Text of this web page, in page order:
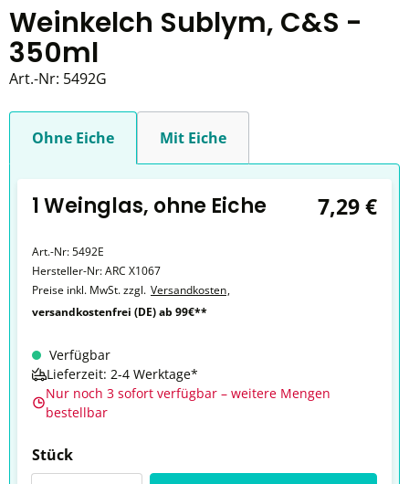
Weinkelch Sublym, C&S -
350ml
Art.-Nr: 5492G
Ohne Eiche Mit Eiche
1 Weinglas, ohne Eiche 7,29 €
Art.-Nr:5492E
Hersteller-Nr:ARC X1067
Preise inkl. MwSt. zzgl. Versandkosten,
versandkostenfrei (DE) ab 99€**
Verfügbar
Lieferzeit: 2-4 Werktage*
Nur noch 3 sofort verfügbar – weitere Mengen
bestellbar
Stück